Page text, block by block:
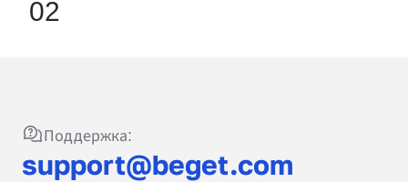
02
Поддержка:
support@beget.com